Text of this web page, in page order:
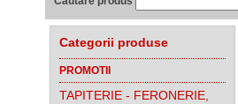
Categorii produse
PROMOTII
TAPITERIE - FERONERIE,